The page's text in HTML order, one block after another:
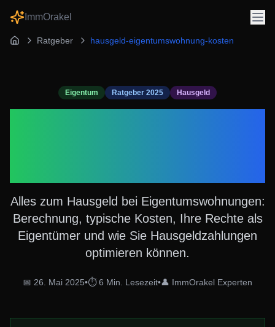
ImmOrakel
Ratgeber hausgeld-eigentumswohnung-kosten
Eigentum Ratgeber 2025 Hausgeld
Alles zum Hausgeld bei Eigentumswohnungen:
Berechnung, typische Kosten, Ihre Rechte als
Eigentümer und wie Sie Hausgeldzahlungen
optimieren können.
📅 26. Mai 2025•⏱️ 6 Min. Lesezeit•👤 ImmOrakel Experten